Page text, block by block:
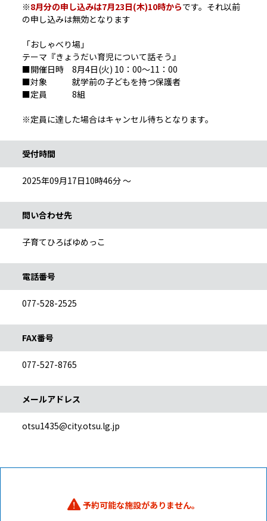
※8月分の申し込みは7月23日(木)10時からです。それ以前
の申し込みは無効となります
「おしゃべり場」
テーマ『きょうだい育児について話そう』
■開催日時 8月4日(火) 10：00～11：00
■対象 就学前の子どもを持つ保護者
■定員 8組
※定員に達した場合はキャンセル待ちとなります。
受付時間
2025年09月17日10時46分 ～
問い合わせ先
子育てひろばゆめっこ
電話番号
077-528-2525
FAX番号
077-527-8765
メールアドレス
otsu1435@city.otsu.lg.jp
予約可能な施設がありません。